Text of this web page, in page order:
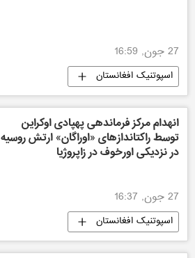
27 جون, 16:59
اسپوتنیک افغانستان
انهدام مرکز فرماندهی پهپادی اوکراین
توسط راکتاندازهای «اوراگان» ارتش روسیه
در نزدیکی اورخوف در زاپروژیا
27 جون, 16:37
اسپوتنیک افغانستان